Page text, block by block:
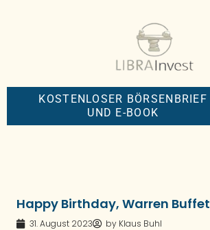
KOSTENLOSER BÖRSENBRIEF
UND E-BOOK
Happy Birthday, Warren Buffet
31. August 2023 by Klaus Buhl